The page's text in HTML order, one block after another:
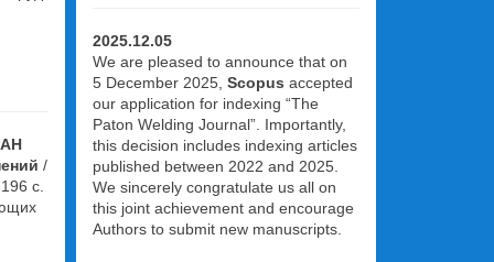
/
с.
2025.12.05
We are pleased to announce that on
5 December 2025, Scopus accepted
our application for indexing “The
Paton Welding Journal”. Importantly,
this decision includes indexing articles
published between 2022 and 2025.
We sincerely congratulate us all on
this joint achievement and encourage
Authors to submit new manuscripts.